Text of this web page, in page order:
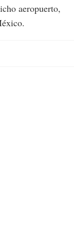
aeropuerto,